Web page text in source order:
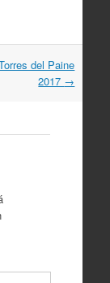
del Paine
2017 →